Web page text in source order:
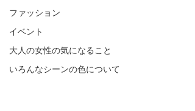
ファッション
イベント
大人の女性の気になること
いろんなシーンの色について